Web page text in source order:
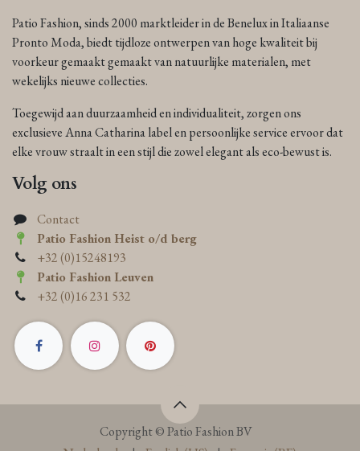
Patio Fashion, sinds 2000 marktleider in de Benelux in Italiaanse
Pronto Moda, biedt tijdloze ontwerpen van hoge kwaliteit bij
voorkeur gemaakt gemaakt van natuurlijke materialen, met
wekelijks nieuwe collecties.
Toegewijd aan duurzaamheid en individualiteit, zorgen ons
exclusieve Anna Catharina label en persoonlijke service ervoor dat
elke vrouw straalt in een stijl die zowel elegant als eco-bewust is.
Volg ons
Contact
Patio Fashion Heist o/d berg
+32 (0)15248193
Patio Fashion Leuven
+32 (0)16 231 532
Copyright © Patio Fashion BV